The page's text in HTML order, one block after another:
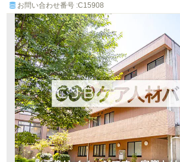
お問い合わせ番号 :C15908